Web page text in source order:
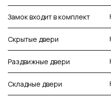
Замок входит в комплект
Скрытые двери
Раздвижные двери
Складные двери